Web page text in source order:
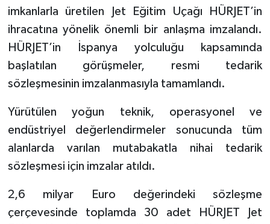
imkanlarla üretilen Jet Eğitim Uçağı HÜRJET’in
ihracatına yönelik önemli bir anlaşma imzalandı.
HÜRJET’in İspanya yolculuğu kapsamında
başlatılan görüşmeler, resmi tedarik
sözleşmesinin imzalanmasıyla tamamlandı.
Yürütülen yoğun teknik, operasyonel ve
endüstriyel değerlendirmeler sonucunda tüm
alanlarda varılan mutabakatla nihai tedarik
sözleşmesi için imzalar atıldı.
2,6 milyar Euro değerindeki sözleşme
çerçevesinde toplamda 30 adet HÜRJET Jet